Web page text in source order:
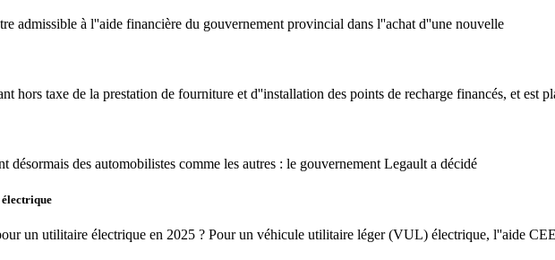
admissible à l''aide financière du gouvernement provincial dans l''achat d''une nouvelle
hors taxe de la prestation de fourniture et d''installation des points de recharge financés, et est
désormais des automobilistes comme les autres : le gouvernement Legault a décidé
un utilitaire électrique en 2025 ? Pour un véhicule utilitaire léger (VUL) électrique, l''aide